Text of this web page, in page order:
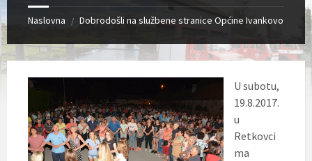
Naslovna / Dobrodošli na službene stranice Općine Ivankovo
U subotu,
19.8.2017.
u
Retkovci
ma